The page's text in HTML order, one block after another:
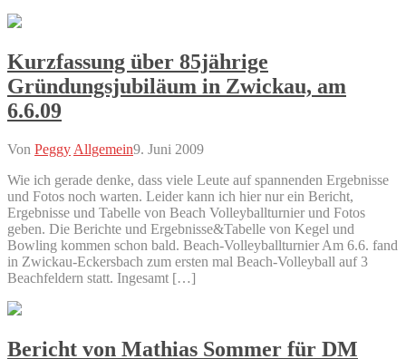
Kurzfassung über 85jährige
Gründungsjubiläum in Zwickau, am
6.6.09
Von Peggy Allgemein9. Juni 2009
Wie ich gerade denke, dass viele Leute auf spannenden Ergebnisse
und Fotos noch warten. Leider kann ich hier nur ein Bericht,
Ergebnisse und Tabelle von Beach Volleyballturnier und Fotos
geben. Die Berichte und Ergebnisse&Tabelle von Kegel und
Bowling kommen schon bald. Beach-Volleyballturnier Am 6.6. fand
in Zwickau-Eckersbach zum ersten mal Beach-Volleyball auf 3
Beachfeldern statt. Ingesamt […]
Bericht von Mathias Sommer für DM